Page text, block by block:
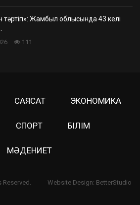
тәртіп»: Жамбыл облысында 43 келі
111
САЯСАТ ЭКОНОМИКА
СПОРТ БІЛІМ
МӘДЕНИЕТ
Website Design: BetterStudio